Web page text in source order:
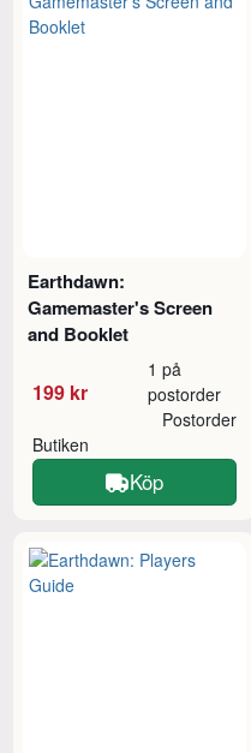
Earthdawn:
Gamemaster's Screen
and Booklet
199 kr
1 på
postorder
Butiken
Postorder
Köp